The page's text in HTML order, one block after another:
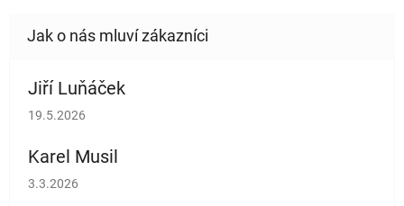
Jiří Luňáček
Hodnocení obchodu je 5 z 5 hvězdiček.
19.5.2026
Karel Musil
Hodnocení obchodu je 5 z 5 hvězdiček.
3.3.2026